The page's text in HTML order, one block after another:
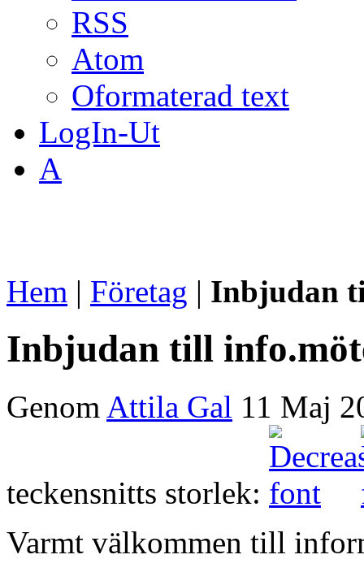
RSS
Atom
Oformaterad text
LogIn-Ut
A
Hem | Företag | Inbjudan
Inbjudan till
Genom Attila Gal 11 Maj
teckensnitts storlek:
Varmt välkommen till